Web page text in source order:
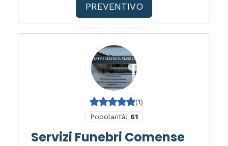
PREVENTIVO
(1)
Popolarità: 61
Servizi Funebri Comense